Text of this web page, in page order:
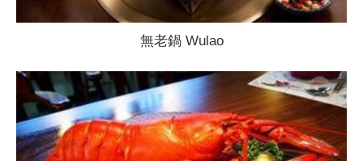
無老鍋 Wulao